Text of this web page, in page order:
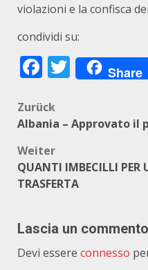
violazioni e la confisca
condividi su:
Facebook
Twitter
Share
Zurück
Albania – Approvato il
Weiter
QUANTI IMBECILLI PER
TRASFERTA
Lascia un commento
Devi essere connesso